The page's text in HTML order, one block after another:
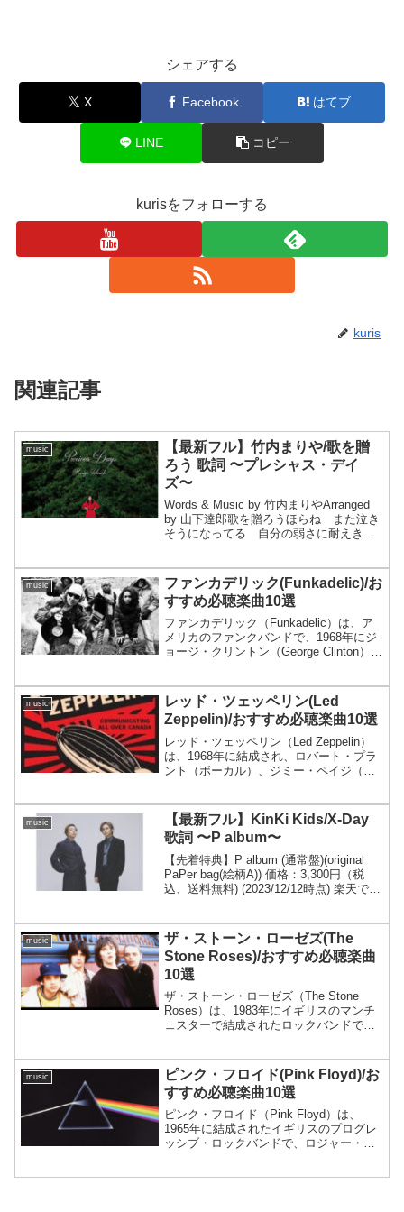
シェアする
X Facebook はてブ
LINE コピー
kurisをフォローする
kuris
関連記事
music
【最新フル】竹内まりや/歌を贈
ろう 歌詞 〜プレシャス・デイ
ズ〜
Words & Music by 竹内まりやArranged
by 山下達郎歌を贈ろうほらね また泣き
そうになってる 自分の弱さに耐えきれ
たに 歌を贈るから ほんのひと...
music
ファンカデリック(Funkadelic)/お
すすめ必聴楽曲10選
ファンカデリック（Funkadelic）は、ア
メリカのファンクバンドで、1968年にジ
ョージ・クリントン（George Clinton）に
など、様々な音楽ジャンルを融合...
music
レッド・ツェッペリン(Led
Zeppelin)/おすすめ必聴楽曲10選
レッド・ツェッペリン（Led Zeppelin）
は、1968年に結成され、ロバート・プラ
ント（ボーカル）、ジミー・ペイジ（ギ
ナム（ドラム）からなるイギリスのロッ
クバンドで...
music
【最新フル】KinKi Kids/X-Day
歌詞 〜P album〜
【先着特典】P album (通常盤)(original
PaPer bag(絵柄A)) 価格：3,300円（税
込、送料無料) (2023/12/12時点) 楽天で購
music
ザ・ストーン・ローゼズ(The
Stone Roses)/おすすめ必聴楽曲
10選
ザ・ストーン・ローゼズ（The Stone
Roses）は、1983年にイギリスのマンチ
ェスターで結成されたロックバンドで、
ドのデビューアルバム『The Stone R...
music
ピンク・フロイド(Pink Floyd)/お
すすめ必聴楽曲10選
ピンク・フロイド（Pink Floyd）は、
1965年に結成されたイギリスのプログレ
ッシブ・ロックバンドで、ロジャー・ウ